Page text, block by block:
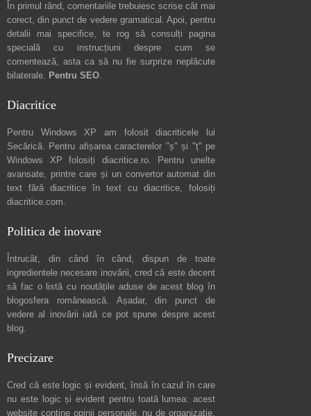
În primul rând, comentariile trebuiesc scrise cât mai
corect, din punct de vedere gramatical. Apoi, pentru
detalii mai specifice, te rog să consulți pagina
specială cu instrucțiuni despre cum se
comentează, asta ca să nu fie surprize neplăcute
bilaterale. Pentru SEO.
Diacritice
Pentru Windows XP am folosit diacriticele lui
Secărică. Pentru afișarea caracterelor "ș" și "ț" pe
Windows XP folosiți diacritice.ro. Pentru unelte
avansate, printre care și un convertor automat din
text fără diacritice în text cu diacritice, folosiți
diacritice.com.
Politica de inovare
Întrucât, din când în când, dispun de toate
ingredientele necesare inovării, cred că este decent
să fac o listă cu noutățile aduse de acest blog în
blogosfera românească. Așadar, din punct de
vedere al inovării iată ce pot spune despre acest
blog.
Precizare
Cred că este logic și evident, însă în cazul în care
nu este logic și evident pentru toată lumea: acest
website conține opinii personale, nu de organizație.